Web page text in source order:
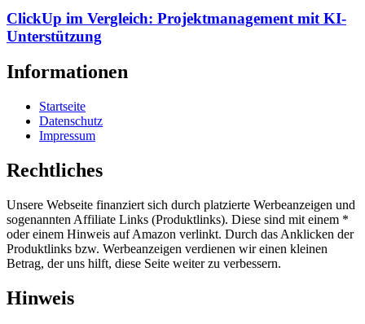
ClickUp im Vergleich: Projektmanagement mit KI-
Unterstützung
Informationen
Startseite
Datenschutz
Impressum
Rechtliches
Unsere Webseite finanziert sich durch platzierte Werbeanzeigen und
sogenannten Affiliate Links (Produktlinks). Diese sind mit einem *
oder einem Hinweis auf Amazon verlinkt. Durch das Anklicken der
Produktlinks bzw. Werbeanzeigen verdienen wir einen kleinen
Betrag, der uns hilft, diese Seite weiter zu verbessern.
Hinweis